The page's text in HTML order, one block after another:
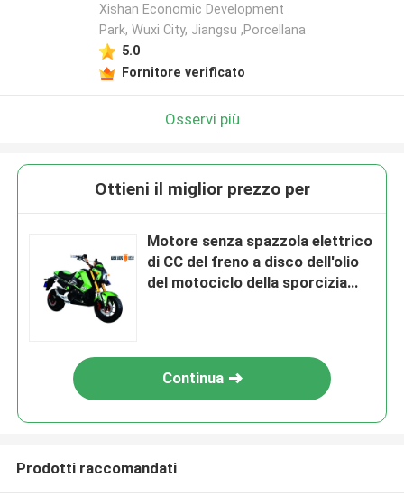
Xishan Economic Development
Park, Wuxi City, Jiangsu ,Porcellana
5.0
Fornitore verificato
Osservi più
Ottieni il miglior prezzo per
Motore senza spazzola elettrico
di CC del freno a disco dell'olio
del motociclo della sporcizia
Continua
Prodotti raccomandati